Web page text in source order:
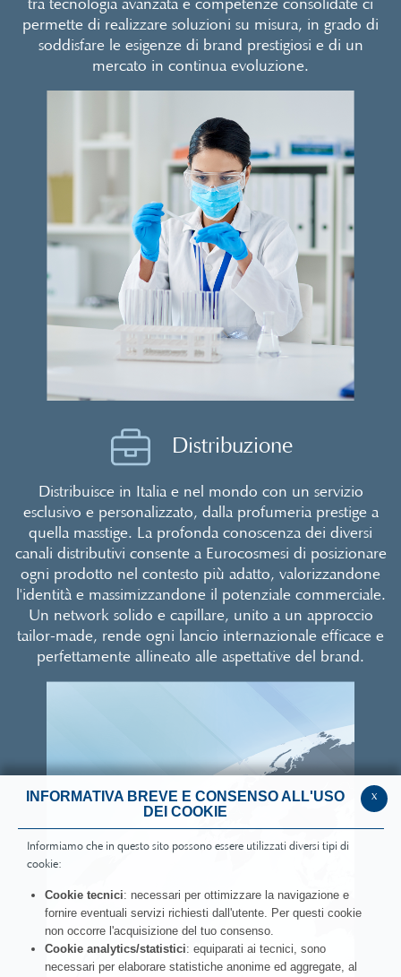
tra tecnologia avanzata e competenze consolidate ci
permette di realizzare soluzioni su misura, in grado di
soddisfare le esigenze di brand prestigiosi e di un
mercato in continua evoluzione.
Distribuzione
Distribuisce in Italia e nel mondo con un servizio
esclusivo e personalizzato, dalla profumeria prestige a
quella masstige. La profonda conoscenza dei diversi
canali distributivi consente a Eurocosmesi di posizionare
ogni prodotto nel contesto più adatto, valorizzandone
l'identità e massimizzandone il potenziale commerciale.
Un network solido e capillare, unito a un approccio
tailor-made, rende ogni lancio internazionale efficace e
perfettamente allineato alle aspettative del brand.
x
INFORMATIVA BREVE E CONSENSO ALL'USO
DEI COOKIE
Informiamo che in questo sito possono essere utilizzati diversi tipi di
cookie:
Cookie tecnici: necessari per ottimizzare la navigazione e
fornire eventuali servizi richiesti dall'utente. Per questi cookie
non occorre l'acquisizione del tuo consenso.
Cookie analytics/statistici: equiparati ai tecnici, sono
necessari per elaborare statistiche anonime ed aggregate, al